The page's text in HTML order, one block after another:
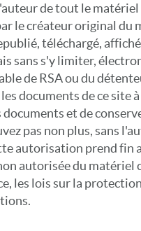
de tout le
le créateur original
téléchargé,
sans s'y limiter,
de RSA ou du
documents de ce site
et de
pas non plus, sans
autorisation prend fin
autorisée du matériel
les lois sur la